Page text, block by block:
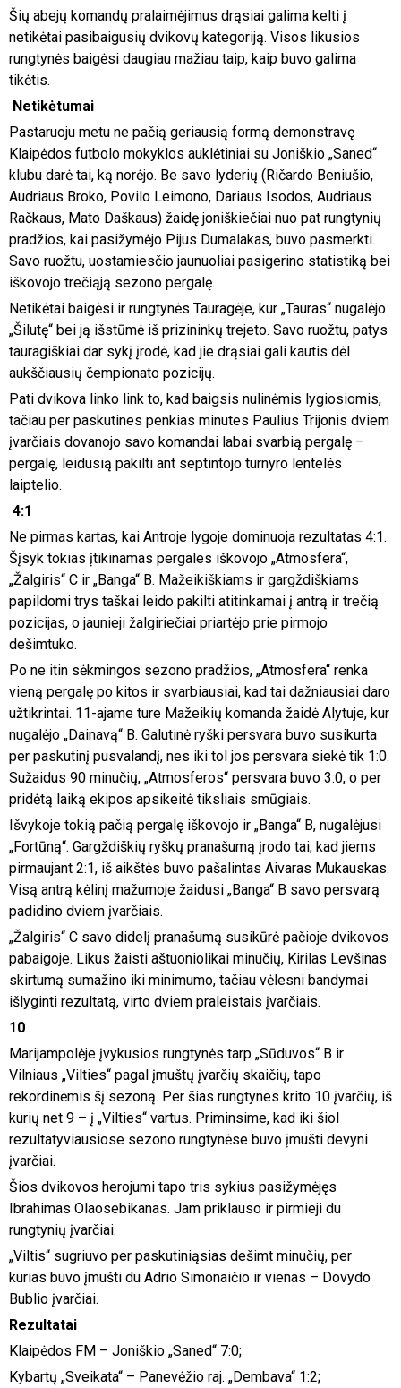
Šių abejų komandų pralaimėjimus drąsiai galima kelti į
netikėtai pasibaigusių dvikovų kategoriją. Visos likusios
rungtynės baigėsi daugiau mažiau taip, kaip buvo galima
tikėtis.
Netikėtumai
Pastaruoju metu ne pačią geriausią formą demonstravę
Klaipėdos futbolo mokyklos auklėtiniai su Joniškio „Saned“
klubu darė tai, ką norėjo. Be savo lyderių (Ričardo Beniušio,
Audriaus Broko, Povilo Leimono, Dariaus Isodos, Audriaus
Račkaus, Mato Daškaus) žaidę joniškiečiai nuo pat rungtynių
pradžios, kai pasižymėjo Pijus Dumalakas, buvo pasmerkti.
Savo ruožtu, uostamiesčio jaunuoliai pasigerino statistiką bei
iškovojo trečiąją sezono pergalę.
Netikėtai baigėsi ir rungtynės Tauragėje, kur „Tauras“ nugalėjo
„Šilutę“ bei ją išstūmė iš prizininkų trejeto. Savo ruožtu, patys
tauragiškiai dar sykį įrodė, kad jie drąsiai gali kautis dėl
aukščiausių čempionato pozicijų.
Pati dvikova linko link to, kad baigsis nulinėmis lygiosiomis,
tačiau per paskutines penkias minutes Paulius Trijonis dviem
įvarčiais dovanojo savo komandai labai svarbią pergalę –
pergalę, leidusią pakilti ant septintojo turnyro lentelės
laiptelio.
4:1
Ne pirmas kartas, kai Antroje lygoje dominuoja rezultatas 4:1.
Šįsyk tokias įtikinamas pergales iškovojo „Atmosfera“,
„Žalgiris“ C ir „Banga“ B. Mažeikiškiams ir gargždiškiams
papildomi trys taškai leido pakilti atitinkamai į antrą ir trečią
pozicijas, o jaunieji žalgiriečiai priartėjo prie pirmojo
dešimtuko.
Po ne itin sėkmingos sezono pradžios, „Atmosfera“ renka
vieną pergalę po kitos ir svarbiausiai, kad tai dažniausiai daro
užtikrintai. 11-ajame ture Mažeikių komanda žaidė Alytuje, kur
nugalėjo „Dainavą“ B. Galutinė ryški persvara buvo susikurta
per paskutinį pusvalandį, nes iki tol jos persvara siekė tik 1:0.
Sužaidus 90 minučių, „Atmosferos“ persvara buvo 3:0, o per
pridėtą laiką ekipos apsikeitė tiksliais smūgiais.
Išvykoje tokią pačią pergalę iškovojo ir „Banga“ B, nugalėjusi
„Fortūną“. Gargždiškių ryškų pranašumą įrodo tai, kad jiems
pirmaujant 2:1, iš aikštės buvo pašalintas Aivaras Mukauskas.
Visą antrą kėlinį mažumoje žaidusi „Banga“ B savo persvarą
padidino dviem įvarčiais.
„Žalgiris“ C savo didelį pranašumą susikūrė pačioje dvikovos
pabaigoje. Likus žaisti aštuoniolikai minučių, Kirilas Levšinas
skirtumą sumažino iki minimumo, tačiau vėlesni bandymai
išlyginti rezultatą, virto dviem praleistais įvarčiais.
10
Marijampolėje įvykusios rungtynės tarp „Sūduvos“ B ir
Vilniaus „Vilties“ pagal įmuštų įvarčių skaičių, tapo
rekordinėmis šį sezoną. Per šias rungtynes krito 10 įvarčių, iš
kurių net 9 – į „Vilties“ vartus. Priminsime, kad iki šiol
rezultatyviausiose sezono rungtynėse buvo įmušti devyni
įvarčiai.
Šios dvikovos herojumi tapo tris sykius pasižymėjęs
Ibrahimas Olaosebikanas. Jam priklauso ir pirmieji du
rungtynių įvarčiai.
„Viltis“ sugriuvo per paskutiniąsias dešimt minučių, per
kurias buvo įmušti du Adrio Simonaičio ir vienas – Dovydo
Bublio įvarčiai.
Rezultatai
Klaipėdos FM – Joniškio „Saned“ 7:0;
Kybartų „Sveikata“ – Panevėžio raj. „Dembava“ 1:2;